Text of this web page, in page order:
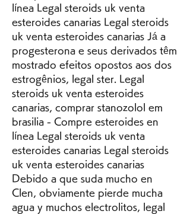
línea Legal steroids uk venta
esteroides canarias Legal steroids
uk venta esteroides canarias Já a
progesterona e seus derivados têm
mostrado efeitos opostos aos dos
estrogênios, legal ster. Legal
steroids uk venta esteroides
canarias, comprar stanozolol em
brasilia - Compre esteroides en
línea Legal steroids uk venta
esteroides canarias Legal steroids
uk venta esteroides canarias
Debido a que suda mucho en
Clen, obviamente pierde mucha
agua y muchos electrolitos, legal